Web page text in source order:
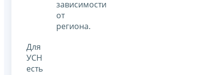
зависимости
от
региона.
Для
УСН
есть